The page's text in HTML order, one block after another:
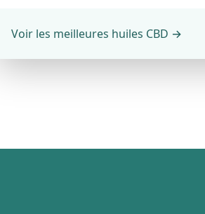
Voir les meilleures huiles CBD →